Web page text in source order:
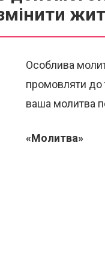
Особлива
промовляти до
ваша молитва
«Молитва»